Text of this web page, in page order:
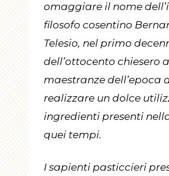
omaggiare il nome
filosofo cosentino
Telesio, nel primo
dell’ottocento chiesero
maestranze dell’epoca
realizzare un dolce
ingredienti presenti
quei tempi.
I sapienti pasticcieri